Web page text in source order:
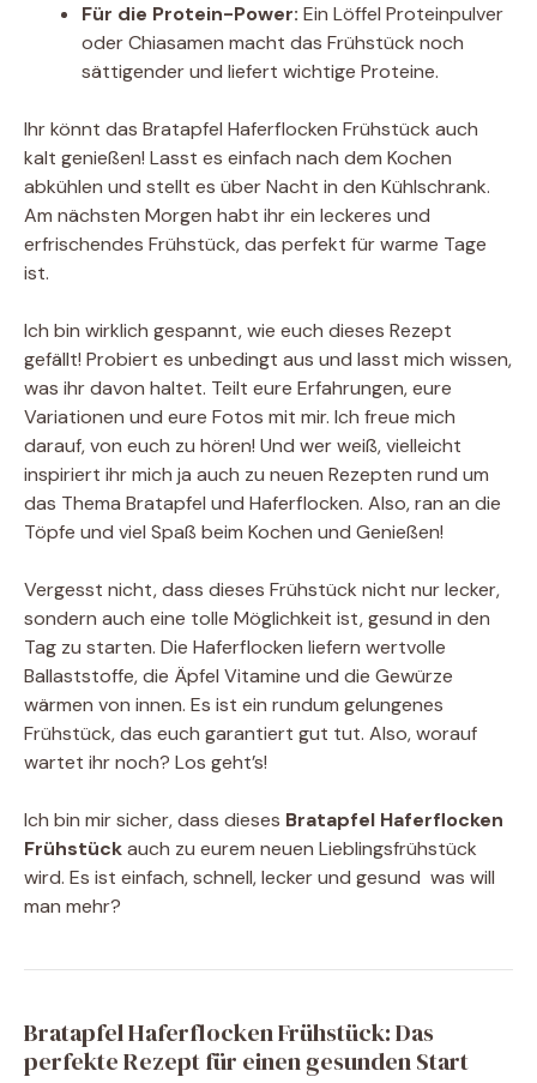
Für die Protein-Power: Ein Löffel Proteinpulver
oder Chiasamen macht das Frühstück noch
sättigender und liefert wichtige Proteine.
Ihr könnt das Bratapfel Haferflocken Frühstück auch
kalt genießen! Lasst es einfach nach dem Kochen
abkühlen und stellt es über Nacht in den Kühlschrank.
Am nächsten Morgen habt ihr ein leckeres und
erfrischendes Frühstück, das perfekt für warme Tage
ist.
Ich bin wirklich gespannt, wie euch dieses Rezept
gefällt! Probiert es unbedingt aus und lasst mich wissen,
was ihr davon haltet. Teilt eure Erfahrungen, eure
Variationen und eure Fotos mit mir. Ich freue mich
darauf, von euch zu hören! Und wer weiß, vielleicht
inspiriert ihr mich ja auch zu neuen Rezepten rund um
das Thema Bratapfel und Haferflocken. Also, ran an die
Töpfe und viel Spaß beim Kochen und Genießen!
Vergesst nicht, dass dieses Frühstück nicht nur lecker,
sondern auch eine tolle Möglichkeit ist, gesund in den
Tag zu starten. Die Haferflocken liefern wertvolle
Ballaststoffe, die Äpfel Vitamine und die Gewürze
wärmen von innen. Es ist ein rundum gelungenes
Frühstück, das euch garantiert gut tut. Also, worauf
wartet ihr noch? Los geht’s!
Ich bin mir sicher, dass dieses Bratapfel Haferflocken
Frühstückauch zu eurem neuen Lieblingsfrühstück
wird. Es ist einfach, schnell, lecker und gesund  was will
man mehr?
Bratapfel Haferflocken Frühstück: Das
perfekte Rezept für einen gesunden Start